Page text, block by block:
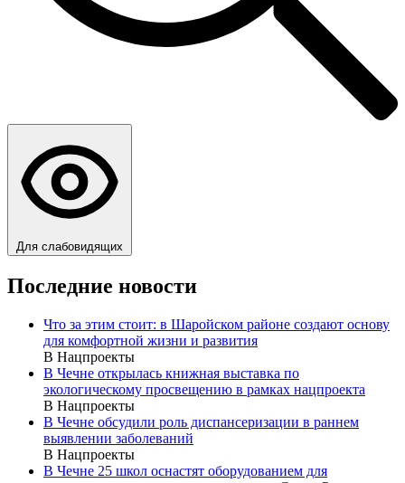
Для слабовидящих
Последние новости
Что за этим стоит: в Шаройском районе создают основу
для комфортной жизни и развития
В Нацпроекты
В Чечне открылась книжная выставка по
экологическому просвещению в рамках нацпроекта
В Нацпроекты
В Чечне обсудили роль диспансеризации в раннем
выявлении заболеваний
В Нацпроекты
В Чечне 25 школ оснастят оборудованием для